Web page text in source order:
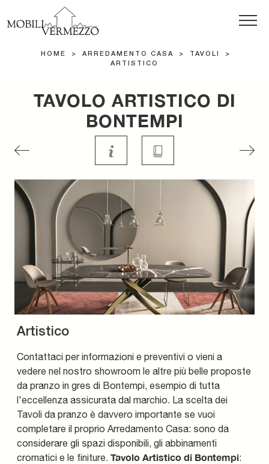
HOME > ARREDAMENTO CASA > TAVOLI
>
ARTISTICO
TAVOLO ARTISTICO DI
BONTEMPI
Artistico
Contattaci per informazioni e preventivi o vieni a
vedere nel nostro showroom le altre più belle proposte
da pranzo in gres di Bontempi, esempio di tutta
l'eccellenza assicurata dal marchio. La scelta dei
Tavoli da pranzo è davvero importante se vuoi
completare il proprio Arredamento Casa: sono da
considerare gli spazi disponibili, gli abbinamenti
cromatici e le finiture. Tavolo Artistico di Bontempi: